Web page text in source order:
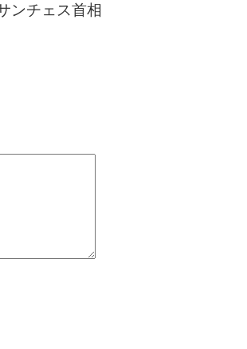
ンチェス首相